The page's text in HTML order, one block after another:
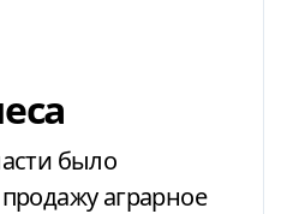
было
аграрное